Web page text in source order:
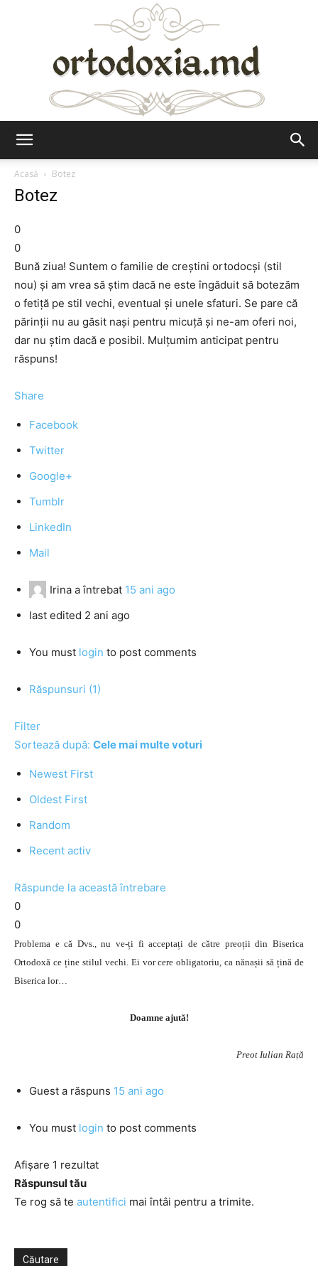
Acasă
Botez
Botez
0
0
Bună ziua! Suntem o familie de creştini ortodocşi (stil
nou) şi am vrea să ştim dacă ne este îngăduit să botezăm
o fetiţă pe stil vechi, eventual şi unele sfaturi. Se pare că
părinţii nu au găsit naşi pentru micuţă şi ne-am oferi noi,
dar nu ştim dacă e posibil. Mulţumim anticipat pentru
răspuns!
Share
Facebook
Twitter
Google+
Tumblr
LinkedIn
Mail
Irina a întrebat 15 ani ago
last edited 2 ani ago
You must login to post comments
Răspunsuri (1)
Filter
Sortează după: Cele mai multe voturi
Newest First
Oldest First
Random
Recent activ
Răspunde la această întrebare
0
0
Problema e că Dvs., nu ve-ți fi acceptați de către preoții din Biserica
Ortodoxă ce ține stilul vechi. Ei vor cere obligatoriu, ca nănașii să țină de
Biserica lor…
Doamne ajută!
Preot Iulian Rață
Guest a răspuns 15 ani ago
You must login to post comments
Afișare 1 rezultat
Răspunsul tău
Te rog să te autentifici mai întâi pentru a trimite.
Căutare